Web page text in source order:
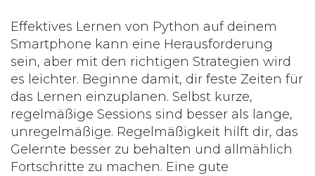
Effektives Lernen von Python auf deinem
Smartphone kann eine Herausforderung
sein, aber mit den richtigen Strategien wird
es leichter. Beginne damit, dir feste Zeiten für
das Lernen einzuplanen. Selbst kurze,
regelmäßige Sessions sind besser als lange,
unregelmäßige. Regelmäßigkeit hilft dir, das
Gelernte besser zu behalten und allmählich
Fortschritte zu machen. Eine gute